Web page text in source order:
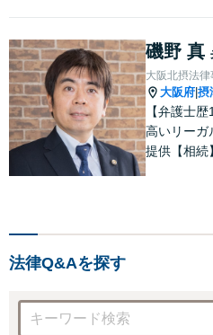
磯野 真
大阪北摂法
大阪府 摂
【弁護士
高いリーガ
提供【相続
法律Q&Aを探す